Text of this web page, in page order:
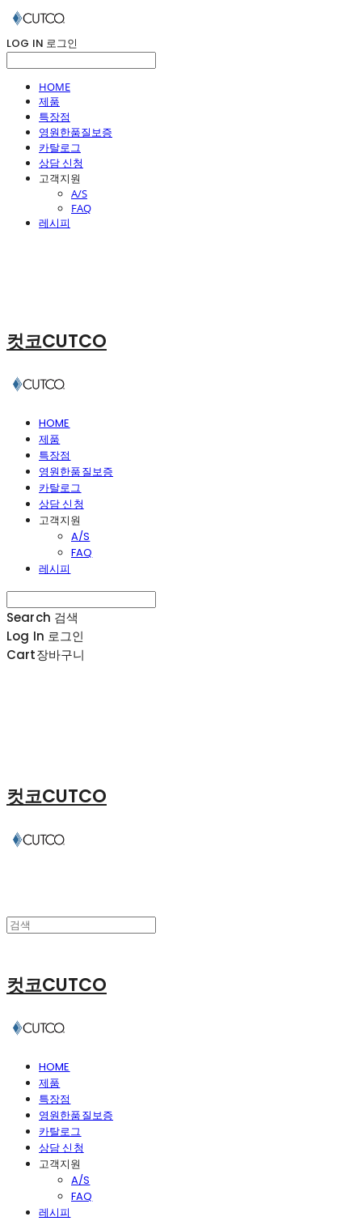
LOG IN 로그인
HOME
제품
특장점
영원한품질보증
카탈로그
상담 신청
고객지원
A/S
FAQ
레시피
컷코CUTCO
HOME
제품
특장점
영원한품질보증
카탈로그
상담 신청
고객지원
A/S
FAQ
레시피
Search 검색
Log In 로그인
Cart장바구니
컷코CUTCO
컷코CUTCO
HOME
제품
특장점
영원한품질보증
카탈로그
상담 신청
고객지원
A/S
FAQ
레시피